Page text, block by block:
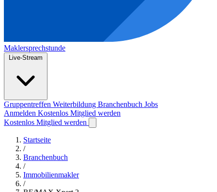
Maklersprechstunde
Live-Stream
Gruppentreffen Weiterbildung Branchenbuch Jobs
Anmelden Kostenlos Mitglied werden
Kostenlos Mitglied werden
Startseite
/
Branchenbuch
/
Immobilienmakler
/